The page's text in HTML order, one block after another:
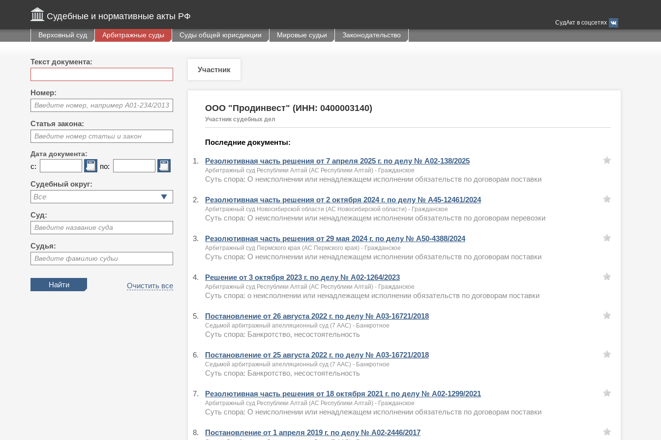
Судебные и нормативные акты РФ
СудАкт в соцсетях
Верховный суд Арбитражные суды Суды общей юрисдикции Мировые судьи Законодательство
Текст документа:
Номер:
Введите номер, например А01-234/2013
Статья закона:
Введите номер статьи и закон
Дата документа:
с: по:
Судебный округ:
Все
Суд:
Введите название суда
Судья:
Введите фамилию судьи
Очистить все
Участник
ООО "Продинвест" (ИНН: 0400003140)
Участник судебных дел
Последние документы:
1. Резолютивная часть решения от 7 апреля 2025 г. по делу № А02-138/2025
Арбитражный суд Республики Алтай (АС Республики Алтай) - Гражданское
Суть спора: О неисполнении или ненадлежащем исполнении обязательств по договорам поставки
2. Резолютивная часть решения от 2 октября 2024 г. по делу № А45-12461/2024
Арбитражный суд Новосибирской области (АС Новосибирской области) - Гражданское
Суть спора: О неисполнении или ненадлежащем исполнении обязательств по договорам перевозки
3. Резолютивная часть решения от 29 мая 2024 г. по делу № А50-4388/2024
Арбитражный суд Пермского края (АС Пермского края) - Гражданское
Суть спора: О неисполнении или ненадлежащем исполнении обязательств по договорам поставки
4. Решение от 3 октября 2023 г. по делу № А02-1264/2023
Арбитражный суд Республики Алтай (АС Республики Алтай) - Гражданское
Суть спора: о неисполнении или ненадлежащем исполнении обязательств по договорам поставки
5. Постановление от 26 августа 2022 г. по делу № А03-16721/2018
Седьмой арбитражный апелляционный суд (7 ААС) - Банкротное
Суть спора: Банкротство, несостоятельность
6. Постановление от 25 августа 2022 г. по делу № А03-16721/2018
Седьмой арбитражный апелляционный суд (7 ААС) - Банкротное
Суть спора: Банкротство, несостоятельность
7. Резолютивная часть решения от 18 октября 2021 г. по делу № А02-1299/2021
Арбитражный суд Республики Алтай (АС Республики Алтай) - Гражданское
Суть спора: О неисполнении или ненадлежащем исполнении обязательств по договорам поставки
8. Постановление от 1 апреля 2019 г. по делу № А02-2446/2017